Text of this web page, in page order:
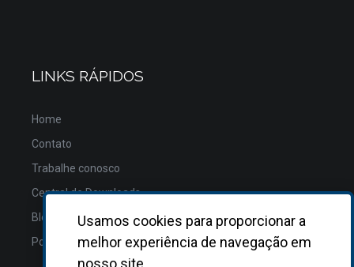
LINKS RÁPIDOS
Home
Contato
Trabalhe conosco
Central de Downloads
Blog
Política de Privacidade
Usamos cookies para proporcionar a
melhor experiência de navegação em
nosso site.